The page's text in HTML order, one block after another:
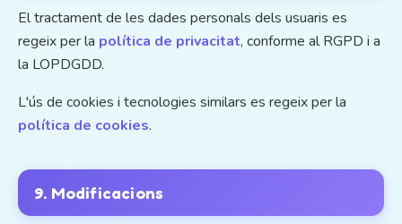
El tractament de les dades personals dels usuaris es
regeix per la política de privacitat, conforme al RGPD i a
la LOPDGDD.
L'ús de cookies i tecnologies similars es regeix per la
política de cookies.
9. Modificacions